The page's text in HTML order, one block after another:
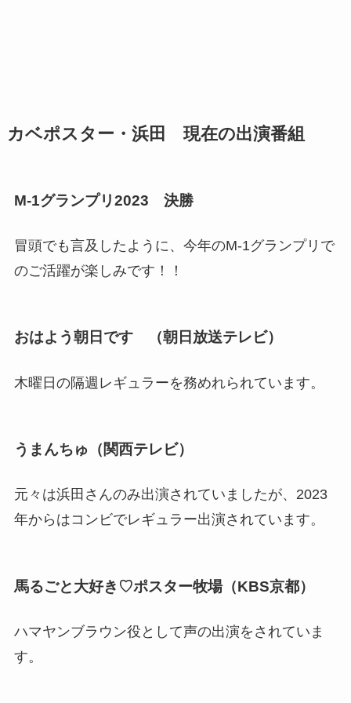
カベポスター・浜田 現在の出演番組
M-1グランプリ2023 決勝
冒頭でも言及したように、今年のM-1グランプリで
のご活躍が楽しみです！！
おはよう朝日です （朝日放送テレビ）
木曜日の隔週レギュラーを務めれられています。
うまんちゅ（関西テレビ）
元々は浜田さんのみ出演されていましたが、2023
年からはコンビでレギュラー出演されています。
馬るごと大好き♡ポスター牧場（KBS京都）
ハマヤンブラウン役として声の出演をされていま
す。